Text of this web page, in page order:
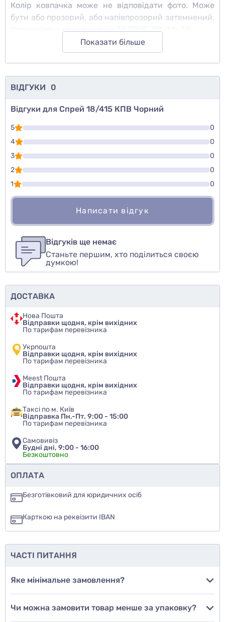
Колір ковпачка може не відповідати фото. Може
бути або прозорий, або напівпрозорий затемнений.
Уточнюйте у менеджера:+38 (098) 710-46-33
Показати більше
ВІДГУКИ 0
Відгуки для Спрей 18/415 КПВ Чорний
5
0
4
0
3
0
2
0
1
0
Написати відгук
авторизуйтесьили войдите
Оцінити товар
Чи рекомендуєте ви цей товар
так
ще не знаю
Додати відгук
Відгуків ще немає
Станьте першим, хто поділиться своєю
думкою!
ДОСТАВКА
Нова Пошта
Відправки щодня, крім вихідних
По тарифам перевізника
Укрпошта
Відправки щодня, крім вихідних
По тарифам перевізника
Meest Пошта
Відправки щодня, крім вихідних
По тарифам перевізника
Таксі по м. Київ
Відправка Пн.-Пт. 9:00 - 15:00
По тарифам перевізника
Самовивіз
Будні дні, 9:00 - 16:00
Безкоштовно
ОПЛАТА
Безготівковий для юридичних осіб
Карткою на реквізити IBAN
ЧАСТІ ПИТАННЯ
Яке мінімальне замовлення?
Чи можна замовити товар менше за упаковку?